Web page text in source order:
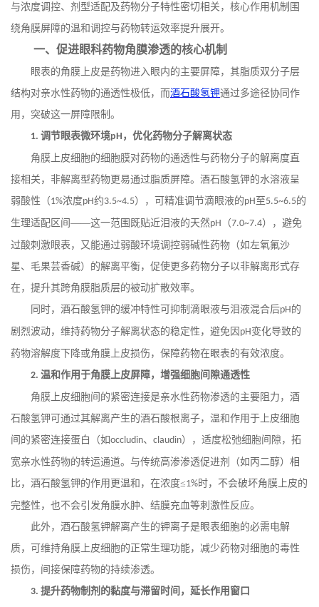
与浓度调控、剂型适配及药物分子特性密切相关，核心作用机制围
绕角膜屏障的温和调控与药物转运效率提升展开。
一、促进眼科药物角膜渗透的核心机制
眼表的角膜上皮是药物进入眼内的主要屏障，其脂质双分子层
结构对亲水性药物的通透性极低，而酒石酸氢钾通过多途径协同作
用，突破这一屏障限制。
1. 调节眼表微环境pH ，优化药物分子解离状态
角膜上皮细胞的细胞膜对药物的通透性与药物分子的解离度直
接相关，非解离型药物更易通过脂质屏障。酒石酸氢钾的水溶液呈
弱酸性（1%浓度pH约3.5~4.5），可精准调节滴眼液的pH至5.5~6.5的
生理适配区间——这一范围既贴近泪液的天然pH （7.0~7.4），避免
过酸刺激眼表，又能通过弱酸环境调控弱碱性药物（如左氧氟沙
星、毛果芸香碱）的解离平衡，促使更多药物分子以非解离形式存
在，提升其跨角膜脂质层的被动扩散效率。
同时，酒石酸氢钾的缓冲特性可抑制滴眼液与泪液混合后pH的
剧烈波动，维持药物分子解离状态的稳定性，避免因 pH变化导致的
药物溶解度下降或角膜上皮损伤，保障药物在眼表的有效浓度。
2. 温和作用于角膜上皮屏障，增强细胞间隙通透性
角膜上皮细胞间的紧密连接是亲水性药物渗透的主要阻力，酒
石酸氢钾可通过其解离产生的酒石酸根离子，温和作用于上皮细胞
间的紧密连接蛋白（如occludin、 claudin），适度松弛细胞间隙，拓
宽亲水性药物的转运通道。与传统高渗渗透促进剂（如丙二醇）相
比，酒石酸氢钾的作用更温和，在浓度≤1%时，不会破坏角膜上皮的
完整性，也不会引发角膜水肿、结膜充血等刺激性反应。
此外，酒石酸氢钾解离产生的钾离子是眼表细胞的必需电解
质，可维持角膜上皮细胞的正常生理功能，减少药物对细胞的毒性
损伤，间接保障药物的持续渗透。
3. 提升药物制剂的黏度与滞留时间，延长作用窗口